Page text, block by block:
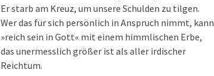
Er starb am Kreuz, um unsere Schulden zu tilgen.
Wer das für sich persönlich in Anspruch nimmt, kann
»reich sein in Gott« mit einem himmlischen Erbe,
das unermesslich größer ist als aller irdischer
Reichtum.